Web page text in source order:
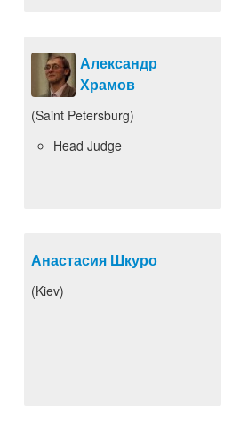
Александр
Храмов
(Saint Petersburg)
Head Judge
Анастасия Шкуро
(Kiev)